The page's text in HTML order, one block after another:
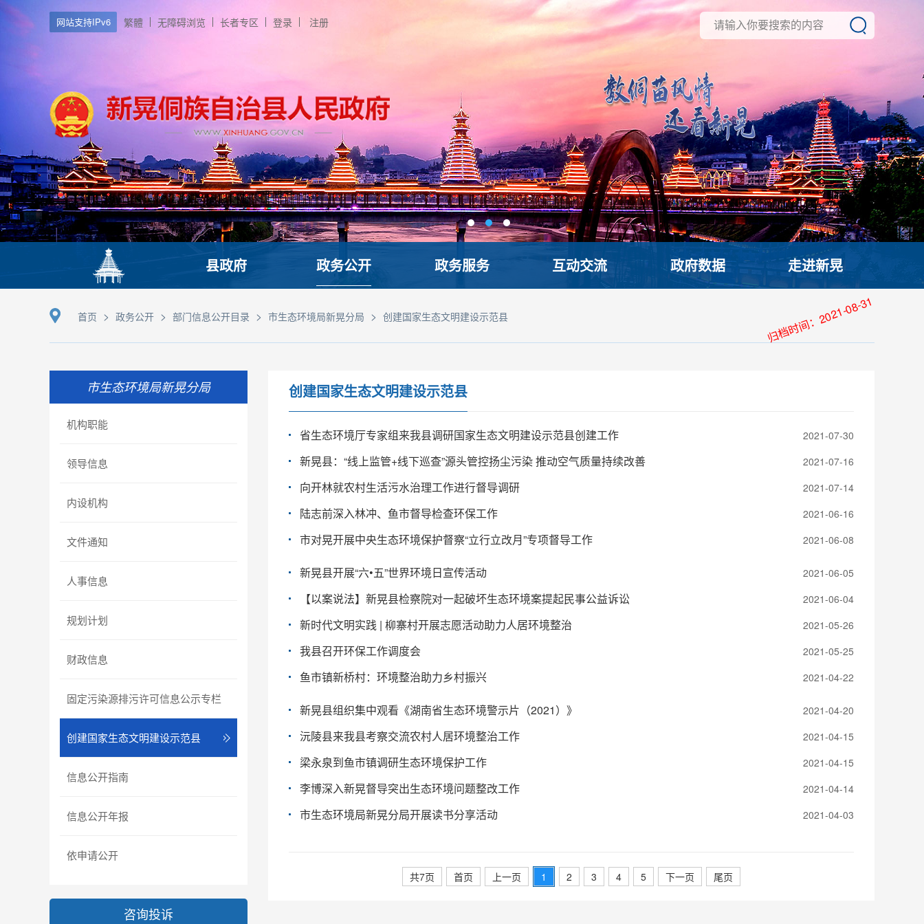
网站支持IPv6 繁體 无障碍浏览 长者专区 登录 注册
县政府 政务公开 政务服务 互动交流 政府数据 走进新晃
首页 > 政务公开 > 部门信息公开目录 > 市生态环境局新晃分局 > 创建国家生态文明建设示范县
市生态环境局新晃分局
机构职能
领导信息
内设机构
文件通知
人事信息
规划计划
财政信息
固定污染源排污许可信息公示专栏
创建国家生态文明建设示范县
信息公开指南
信息公开年报
依申请公开
咨询投诉
创建国家生态文明建设示范县
省生态环境厅专家组来我县调研国家生态文明建设示范县创建工作 2021-07-30
新晃县：“线上监管+线下巡查”源头管控扬尘污染 推动空气质量持续改善 2021-07-16
向开林就农村生活污水治理工作进行督导调研 2021-07-14
陆志前深入林冲、鱼市督导检查环保工作 2021-06-16
市对晃开展中央生态环境保护督察“立行立改月”专项督导工作 2021-06-08
新晃县开展“六•五”世界环境日宣传活动 2021-06-05
【以案说法】新晃县检察院对一起破坏生态环境案提起民事公益诉讼 2021-06-04
新时代文明实践 | 柳寨村开展志愿活动助力人居环境整治 2021-05-26
我县召开环保工作调度会 2021-05-25
鱼市镇新桥村：环境整治助力乡村振兴 2021-04-22
新晃县组织集中观看《湖南省生态环境警示片（2021）》 2021-04-20
沅陵县来我县考察交流农村人居环境整治工作 2021-04-15
梁永泉到鱼市镇调研生态环境保护工作 2021-04-15
李博深入新晃督导突出生态环境问题整改工作 2021-04-14
市生态环境局新晃分局开展读书分享活动 2021-04-03
共7页 首页 上一页 1 2 3 4 5 下一页 尾页
归档时间：2021-08-31